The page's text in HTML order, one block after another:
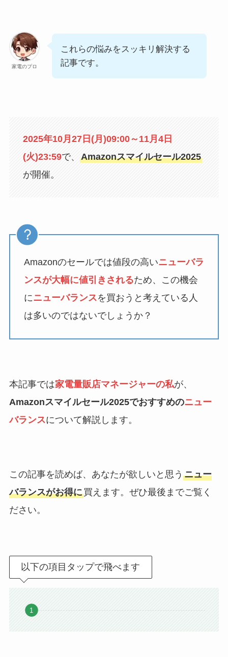
家電のプロ
これらの悩みをスッキリ解決する
記事です。
2025年10月27日(月)09:00～11月4日
(火)23:59で、 Amazonスマイルセール2025
が開催。
Amazonのセールでは値段の高いニューバラ
ンスが大幅に値引きされるため、この機会
にニューバランス を買おうと考えている人
は多いのではないでしょうか？
本記事では家電量販店マネージャーの私が、
Amazonスマイルセール2025でおすすめのニュー
バランスについて解説します。
この記事を読めば、あなたが欲しいと思う ニュー
バランスがお得に買えます。ぜひ最後までご覧く
ださい。
以下の項目タップで飛べます